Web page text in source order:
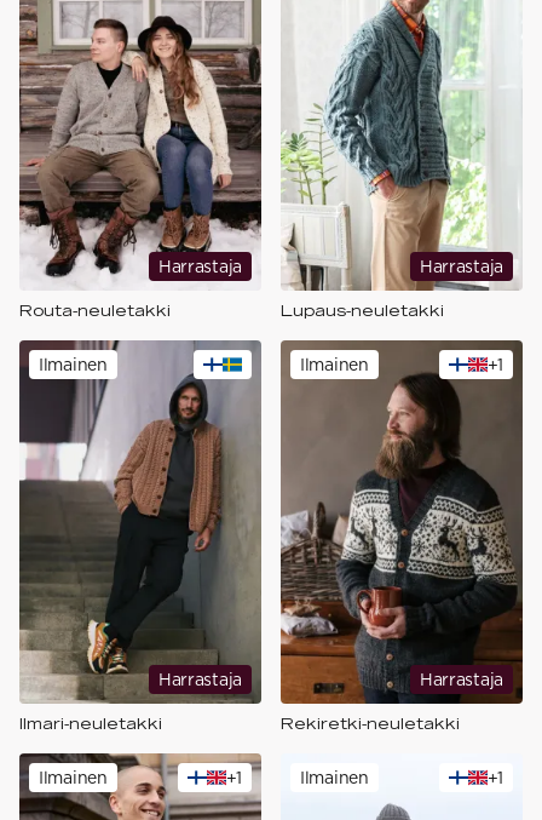
Harrastaja
Routa-neuletakki
Harrastaja
Lupaus-neuletakki
Harrastaja
Ilmainen
Ilmari-neuletakki
+1
Harrastaja
Ilmainen
Rekiretki-neuletakki
+1
Ilmainen +1
Ilmainen